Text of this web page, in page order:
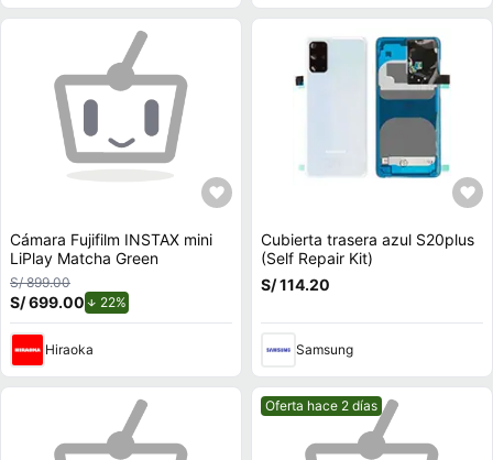
Cámara Fujifilm INSTAX mini
LiPlay Matcha Green
S/ 899.00
S/ 699.00 22%
Hiraoka
Cubierta trasera azul S20plus
(Self Repair Kit)
S/ 114.20
Samsung
Mejor precio.
Oferta hace 2 días